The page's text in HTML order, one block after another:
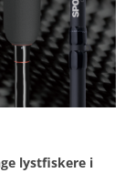
lystfiskere i